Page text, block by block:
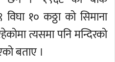
१० कठ्ठा को सिमाना
त्यसमा पनि मन्दिरको
बताए ।